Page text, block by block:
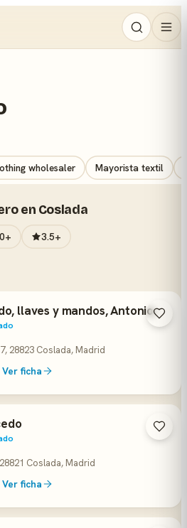
wholesaler Mayorista textil
en Coslada
3.5+
llaves y mandos, Antonio.
28823 Coslada, Madrid
Ver ficha
Coslada, Madrid
Ver ficha